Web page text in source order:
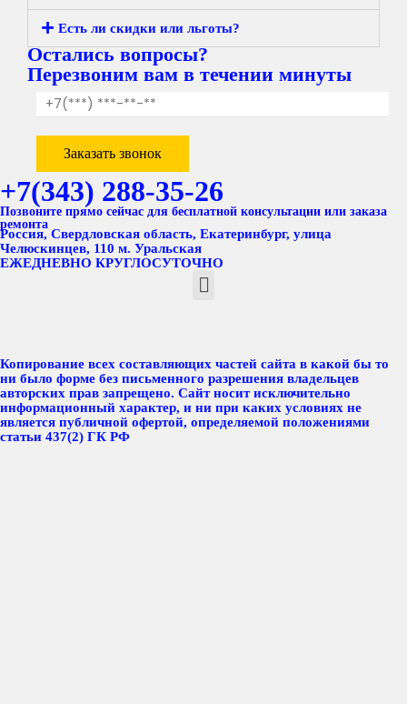
Есть ли скидки или льготы?
Остались вопросы?
Перезвоним вам в течении минуты
+7(343) 288-35-26
Позвоните прямо сейчас для бесплатной консультации или заказа
ремонта
Россия, Свердловская область, Екатеринбург, улица
Челюскинцев, 110 м. Уральская
ЕЖЕДНЕВНО КРУГЛОСУТОЧНО
Копирование всех составляющих частей сайта в какой бы то
ни было форме без письменного разрешения владельцев
авторских прав запрещено. Сайт носит исключительно
информационный характер, и ни при каких условиях не
является публичной офертой, определяемой положениями
статьи 437(2) ГК РФ